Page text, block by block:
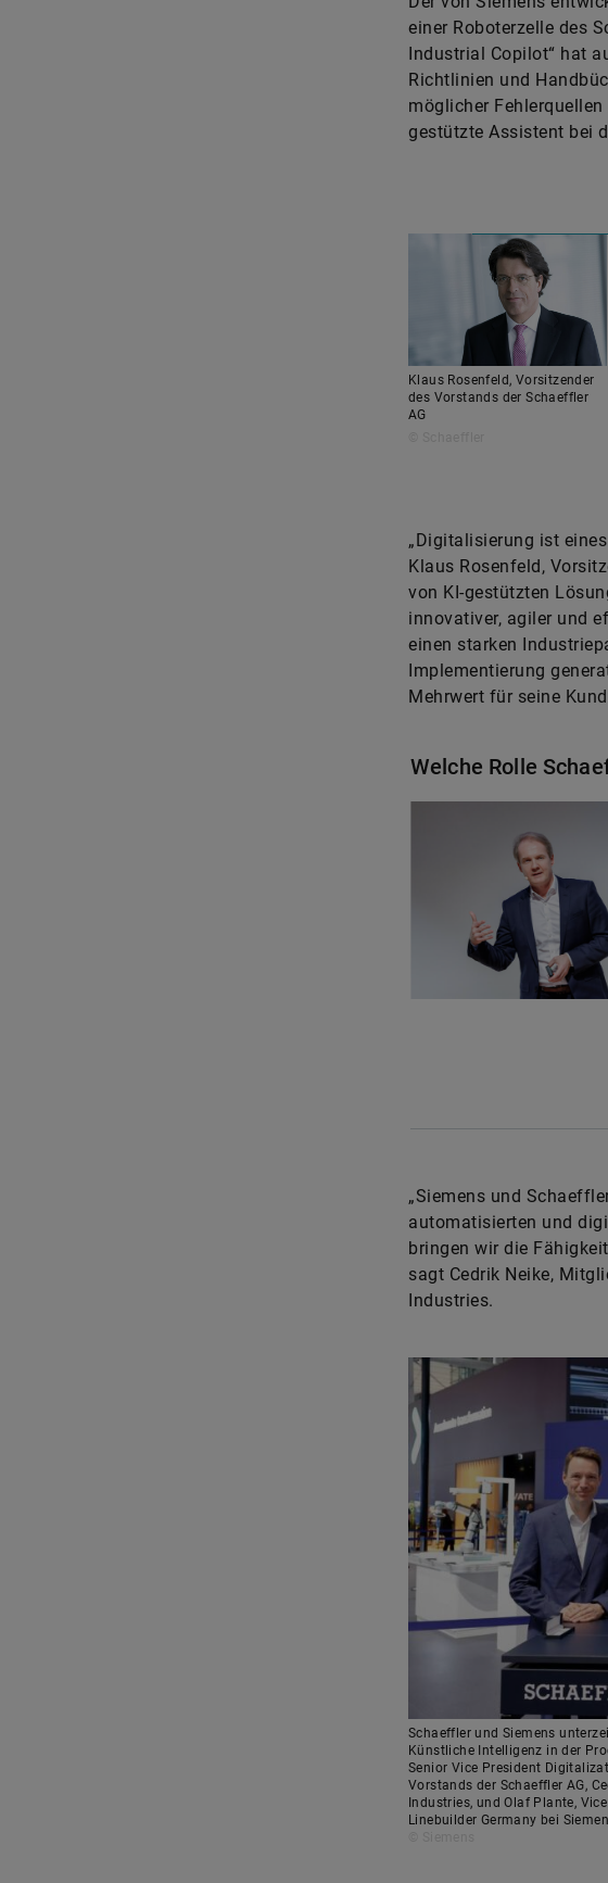
einer Roboterzelle des
Industrial Copilot“ hat
Richtlinien und
möglicher
gestützte Assistent bei
Klaus Rosenfeld, Vorsitzender
des Vorstands der Schaeffler
AG
„Digitalisierung ist
Klaus Rosenfeld,
von KI-gestützten
innovativer, agiler und
einen starken
Implementierung
Mehrwert für seine
Welche Rolle
„Siemens und
automatisierten und
bringen wir die
sagt Cedrik Neike,
Industries.
Schaeffler und Siemens
Künstliche Intelligenz in der
Senior Vice President
Vorstands der Schaeffler AG,
Industries, und Olaf Plante,
Linebuilder Germany bei